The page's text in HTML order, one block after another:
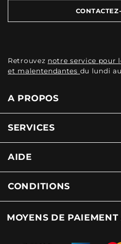
Retrouvez notre service pour
et malentendantes du lundi
A PROPOS
SERVICES
AIDE
CONDITIONS
MOYENS DE PAIEMENT